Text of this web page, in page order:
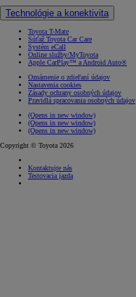
Technológie a konektivita
Toyota T-Mate
Súťaž Toyota Car Care
Systém eCall
Online služby/MyToyota
Apple CarPlay™ a Android Auto®
Oznámenie o zdieľaní údajov
Nastavenia cookies
Zásady ochrany osobných údajov
Pravidlá spracovania osobných údajov
(Opens in new window)
(Opens in new window)
(Opens in new window)
Copyright © Toyota 2026
Kontaktujte nás
Testovacia jazda